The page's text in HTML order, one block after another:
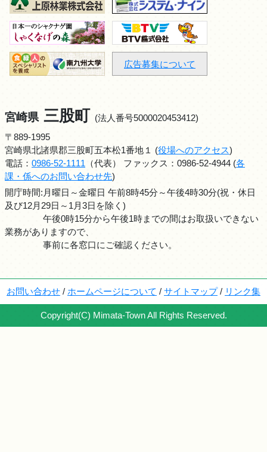
広告募集について
宮崎県 三股町 (法人番号5000020453412)
〒889-1995
宮崎県北諸県郡三股町五本松1番地１ (役場へのアクセス)
電話： 0986-52-1111 （代表） ファックス：0986-52-4944 (各
課・係へのお問い合わせ先)
開庁時間:月曜日～金曜日 午前8時45分～午後4時30分(祝・休日
及び12月29日～1月3日を除く)
午後0時15分から午後1時までの間はお取扱いできない
業務がありますので、
事前に各窓口にご確認ください。
お問い合わせ / ホームページについて / サイトマップ/ リンク集
Copyright(C) Mimata-Town All Rights Reserved.